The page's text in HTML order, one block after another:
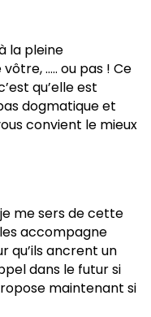
la pleine
….. ou pas ! Ce
qu’elle est
dogmatique et
convient le mieux
me sers de cette
accompagne
qu’ils ancrent un
dans le futur si
maintenant si